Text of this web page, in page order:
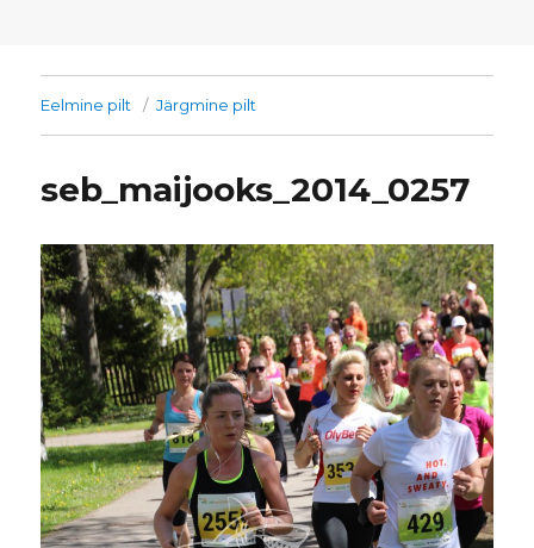
Eelmine pilt Järgmine pilt
seb_maijooks_2014_0257